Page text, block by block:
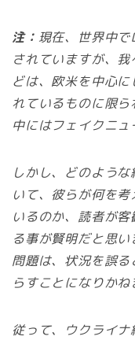
注： 現在、世界中
されていますが、
どは、欧米を中心
れているものに限ら
中にはフェイクニ
しかし、どのよう
いて、彼らが何を
いるのか、読者が
る事が賢明だと思
問題は、状況を誤
らすことになりかね
従って、ウクライナ